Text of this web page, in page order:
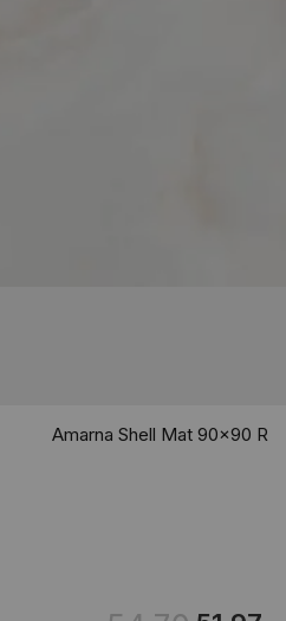
Amarna Shell Mat 90x90 R